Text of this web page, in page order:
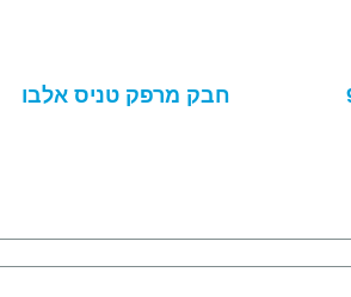
חבק מרפק טניס אלבו